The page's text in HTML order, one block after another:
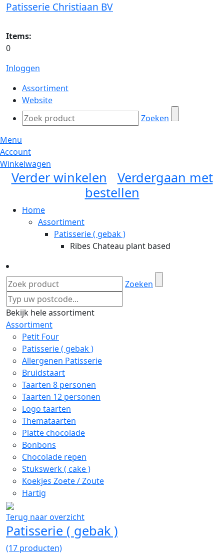
Patisserie Christiaan BV
Items:
0
Inloggen
Assortiment
Website
Zoeken
Menu
Account
Winkelwagen
Verder winkelen
Verdergaan met
bestellen
Home
Assortiment
Patisserie ( gebak )
Ribes Chateau plant based
Zoeken
Bekijk hele assortiment
Assortiment
Petit Four
Patisserie ( gebak )
Allergenen Patisserie
Bruidstaart
Taarten 8 personen
Taarten 12 personen
Logo taarten
Themataarten
Platte chocolade
Bonbons
Chocolade repen
Stukswerk ( cake )
Koekjes Zoete / Zoute
Hartig
Terug naar overzicht
Patisserie ( gebak )
(17 producten)